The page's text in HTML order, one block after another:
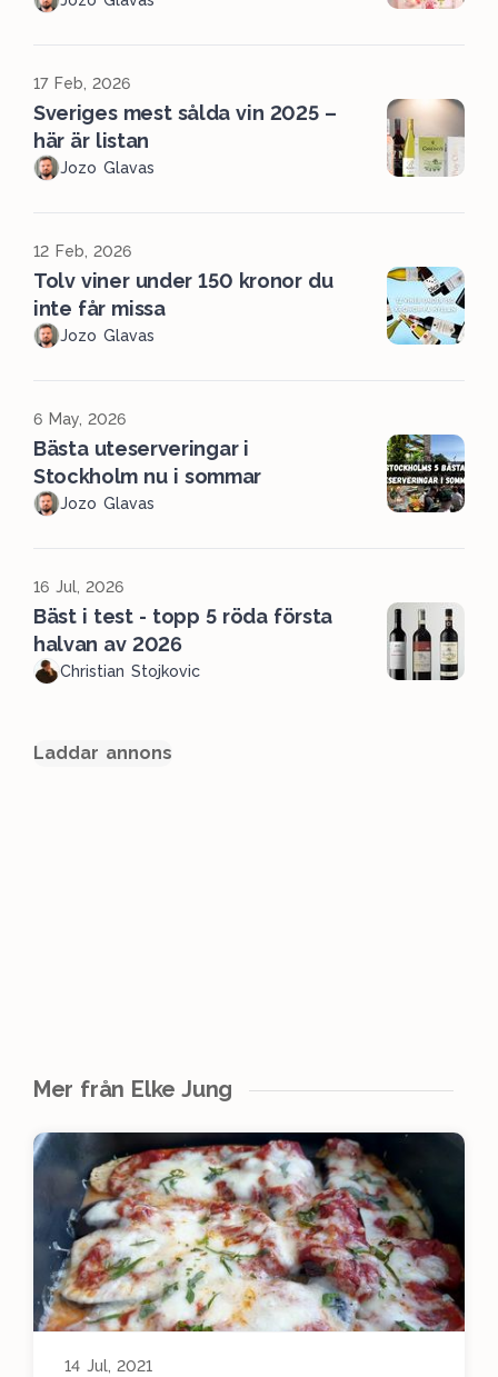
17 Feb, 2026
Sveriges mest sålda vin 2025 –
här är listan
Jozo Glavas
12 Feb, 2026
Tolv viner under 150 kronor du
inte får missa
Jozo Glavas
6 May, 2026
Bästa uteserveringar i
Stockholm nu i sommar
Jozo Glavas
16 Jul, 2026
Bäst i test - topp 5 röda första
halvan av 2026
Christian Stojkovic
Laddar annons
Mer från Elke Jung
14 Jul, 2021